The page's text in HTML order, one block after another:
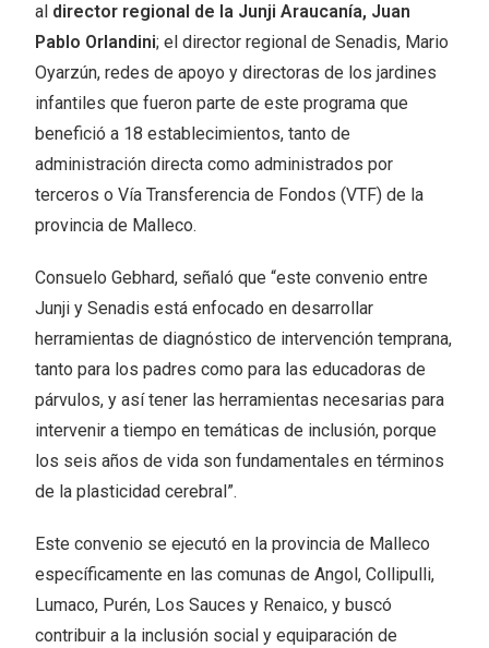
al director regional de la Junji Araucanía, Juan
Pablo Orlandini; el director regional de Senadis, Mario
Oyarzún, redes de apoyo y directoras de los jardines
infantiles que fueron parte de este programa que
benefició a 18 establecimientos, tanto de
administración directa como administrados por
terceros o Vía Transferencia de Fondos (VTF) de la
provincia de Malleco.
Consuelo Gebhard, señaló que “este convenio entre
Junji y Senadis está enfocado en desarrollar
herramientas de diagnóstico de intervención temprana,
tanto para los padres como para las educadoras de
párvulos, y así tener las herramientas necesarias para
intervenir a tiempo en temáticas de inclusión, porque
los seis años de vida son fundamentales en términos
de la plasticidad cerebral”.
Este convenio se ejecutó en la provincia de Malleco
específicamente en las comunas de Angol, Collipulli,
Lumaco, Purén, Los Sauces y Renaico, y buscó
contribuir a la inclusión social y equiparación de